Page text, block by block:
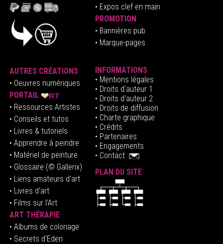
• Expos clef en main
PROMOTION
• Bannières pub
• Marque-pages
AUTRES CRÉATIONS
• Oeuvres numériques
PORTAIL
• Ressources Artistes
• Conseils et tutos
• Livres & tutoriels
• Apprendre à peindre
• Matériel de peinture
• Glossaire (© Gallerix)
• Liens amateurs d'art
• Livres d'art
• Films sur l'Art
ART THÉRAPIE
• Albums de coloriage
• Secrets d'Eden
INFORMATIONS
• Mentions légales
• Droits d'auteur1
• Droits d'auteur 2
• Droits de diffusion
• Charte graphique
• Crédits
• Partenaires
• Engagements
• Contact
PLAN DU SITE